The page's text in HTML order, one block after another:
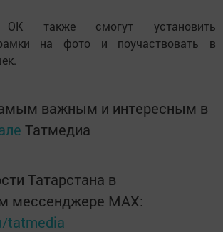
ОК также смогут установить
на фото и поучаствовать в
важным и интересным в
Татмедиа
Татарстана в
мессенджере MАХ:
tatmedia